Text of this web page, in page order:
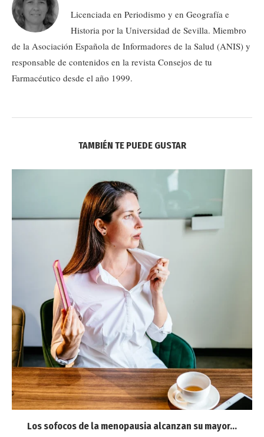
Licenciada en Periodismo y en Geografía e
Historia por la Universidad de Sevilla. Miembro
de la Asociación Española de Informadores de la Salud (ANIS) y
responsable de contenidos en la revista Consejos de tu
Farmacéutico desde el año 1999.
TAMBIÉN TE PUEDE GUSTAR
Los sofocos de la menopausia alcanzan su mayor...